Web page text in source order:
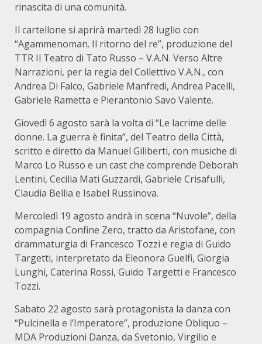
rinascita di una comunità.
Il cartellone si aprirà martedì 28 luglio con
“Agammenoman. Il ritorno del re”, produzione del
TTR Il Teatro di Tato Russo – V.A.N. Verso Altre
Narrazioni, per la regia del Collettivo V.A.N., con
Andrea Di Falco, Gabriele Manfredi, Andrea Pacelli,
Gabriele Rametta e Pierantonio Savo Valente.
Giovedì 6 agosto sarà la volta di “Le lacrime delle
donne. La guerra è finita”, del Teatro della Città,
scritto e diretto da Manuel Giliberti, con musiche di
Marco Lo Russo e un cast che comprende Deborah
Lentini, Cecilia Mati Guzzardi, Gabriele Crisafulli,
Claudia Bellia e Isabel Russinova.
Mercoledì 19 agosto andrà in scena “Nuvole”, della
compagnia Confine Zero, tratto da Aristofane, con
drammaturgia di Francesco Tozzi e regia di Guido
Targetti, interpretato da Eleonora Guelfi, Giorgia
Lunghi, Caterina Rossi, Guido Targetti e Francesco
Tozzi.
Sabato 22 agosto sarà protagonista la danza con
“Pulcinella e l’Imperatore”, produzione Obliquo –
MDA Produzioni Danza, da Svetonio, Virgilio e